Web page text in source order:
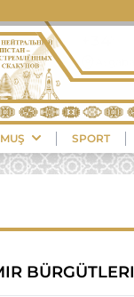
SPORT
BÜRGÜTLERI